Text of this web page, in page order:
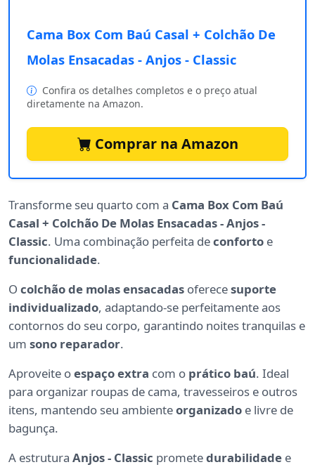
Cama Box Com Baú Casal + Colchão De
Molas Ensacadas - Anjos - Classic
Confira os detalhes completos e o preço atual
diretamente na Amazon.
Comprar na Amazon
Transforme seu quarto com a Cama Box Com Baú
Casal + Colchão De Molas Ensacadas - Anjos -
Classic. Uma combinação perfeita deconforto e
funcionalidade.
O colchão de molas ensacadas oferecesuporte
individualizado, adaptando-se perfeitamente aos
contornos do seu corpo, garantindo noites tranquilas e
um sono reparador.
Aproveite oespaço extra com o prático baú. Ideal
para organizar roupas de cama, travesseiros e outros
itens, mantendo seu ambienteorganizado e livre de
bagunça.
A estrutura Anjos - Classic prometedurabilidade e